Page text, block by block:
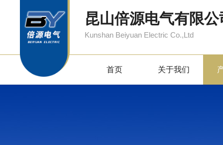
昆山倍源电气有限公
Kunshan Beiyuan Electric Co.,Ltd
首页 关于我们